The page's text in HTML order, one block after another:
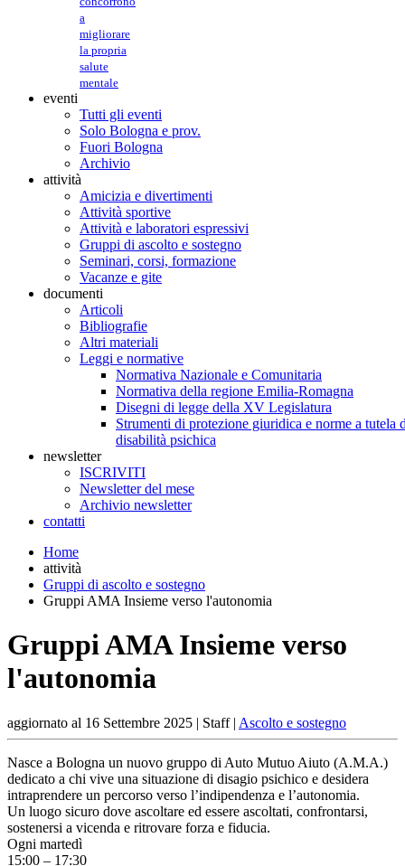
a
migliorare
la propria
salute
mentale
eventi
Tutti gli eventi
Solo Bologna e prov.
Fuori Bologna
Archivio
attività
Amicizia e divertimenti
Attività sportive
Attività e laboratori espressivi
Gruppi di ascolto e sostegno
Seminari, corsi, formazione
Vacanze e gite
documenti
Articoli
Bibliografie
Altri materiali
Leggi e normative
Normativa Nazionale e Comunitaria
Normativa della regione Emilia-Romagna
Disegni di legge della XV Legislatura
Strumenti di protezione giuridica e norme a tutela
disabilità psichica
newsletter
ISCRIVITI
Newsletter del mese
Archivio newsletter
contatti
Home
attività
Gruppi di ascolto e sostegno
Gruppi AMA Insieme verso l'autonomia
Gruppi AMA Insieme verso
l'autonomia
aggiornato al 16 Settembre 2025 | Staff | Ascolto e sostegno
Nasce a Bologna un nuovo gruppo di Auto Mutuo Aiuto (A.M.A.)
dedicato a chi vive una situazione di disagio psichico e desidera
intraprendere un percorso verso l’indipendenza e l’autonomia.
Un luogo sicuro dove ascoltare ed essere ascoltati, confrontarsi,
sostenersi a vicenda e ritrovare forza e fiducia.
Ogni martedì
15:00 – 17:30